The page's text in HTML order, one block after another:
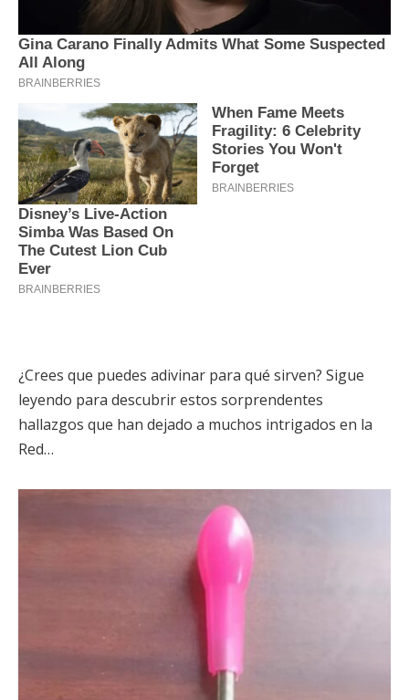
¿Crees que puedes adivinar para qué sirven? Sigue
leyendo para descubrir estos sorprendentes
hallazgos que han dejado a muchos intrigados en la
Red…